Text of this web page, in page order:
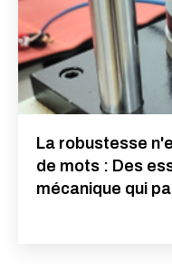
La robustesse
de mots : Des
mécanique qui